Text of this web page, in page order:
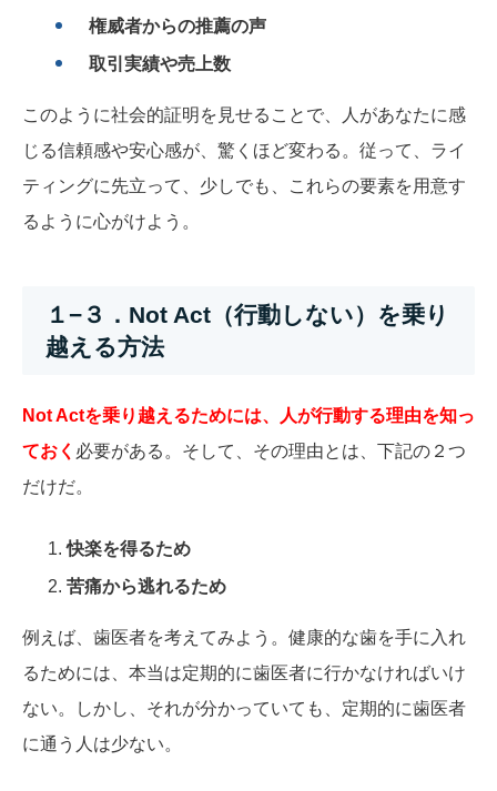
権威者からの推薦の声
取引実績や売上数
このように社会的証明を見せることで、人があなたに感
じる信頼感や安心感が、驚くほど変わる。従って、ライ
ティングに先立って、少しでも、これらの要素を用意す
るように心がけよう。
１−３．Not Act（行動しない）を乗り
越える方法
Not Actを乗り越えるためには、人が行動する理由を知っ
ておく 必要がある。そして、その理由とは、下記の２つ
だけだ。
快楽を得るため
苦痛から逃れるため
例えば、歯医者を考えてみよう。健康的な歯を手に入れ
るためには、本当は定期的に歯医者に行かなければいけ
ない。しかし、それが分かっていても、定期的に歯医者
に通う人は少ない。